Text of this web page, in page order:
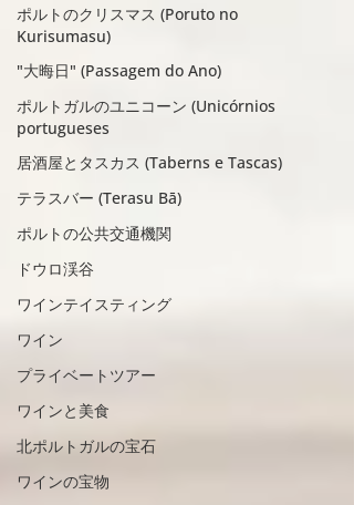
ポルトのクリスマス (Poruto no
Kurisumasu)
"大晦日" (Passagem do Ano)
ポルトガルのユニコーン (Unicórnios
portugueses
居酒屋とタスカス (Taberns e Tascas)
テラスバー (Terasu Bā)
ポルトの公共交通機関
ドウロ渓谷
ワインテイスティング
ワイン
プライベートツアー
ワインと美食
北ポルトガルの宝石
ワインの宝物